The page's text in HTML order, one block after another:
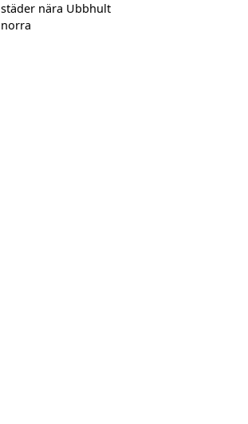
städer nära Ubbhult
norra